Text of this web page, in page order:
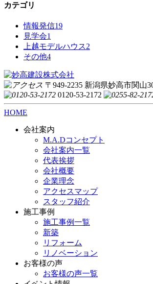
カテゴリ
情報発信19
見学会1
上越モデルハウス2
その他4
〒949-2235 新潟県妙高市関山
0120-53-2172
HOME
会社案内
M.A.Dコンセプト
会社案内一覧
代表挨拶
会社概要
企業理念
アクセスマップ
スタッフ紹介
施工事例
施工事例一覧
新築
リフォーム
リノベーション
お客様の声
お客様の声一覧